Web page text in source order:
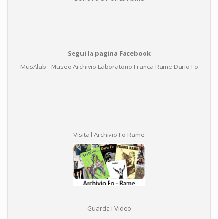
Segui la pagina Facebook
MusAlab - Museo Archivio Laboratorio Franca Rame Dario Fo
Visita l'Archivio Fo-Rame
Guarda i Video